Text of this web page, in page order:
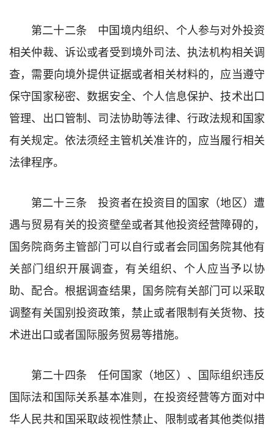
第二十二条 中国境内组织、个人参与对外投资
相关仲裁、诉讼或者受到境外司法、执法机构相关调
查，需要向境外提供证据或者相关材料的，应当遵守
保守国家秘密、数据安全、个人信息保护、技术出口
管理、出口管制、司法协助等法律、行政法规和国家
有关规定。依法须经主管机关准许的，应当履行相关
法律程序。
第二十三条 投资者在投资目的国家（地区）遭
遇与贸易有关的投资壁垒或者其他投资经营障碍的，
国务院商务主管部门可以自行或者会同国务院其他有
关部门组织开展调查，有关组织、个人应当予以协
助、配合。根据调查结果，国务院有关部门可以采取
调整有关国别投资政策，禁止或者限制有关货物、技
术进出口或者国际服务贸易等措施。
第二十四条 任何国家（地区）、国际组织违反
国际法和国际关系基本准则，在投资经营等方面对中
华人民共和国采取歧视性禁止、限制或者其他类似措